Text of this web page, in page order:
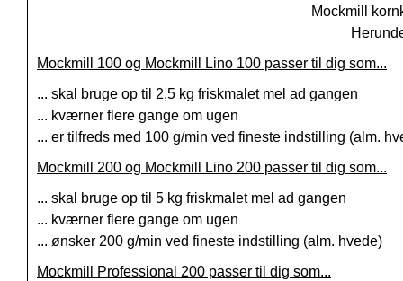
Mockmill
Mockmill 100 og Mockmill Lino 100 passer til dig som...
... skal bruge op til 2,5 kg friskmalet mel ad gangen
... kværner flere gange om ugen
... er tilfreds med 100 g/min ved fineste indstilling (alm.
Mockmill 200 og Mockmill Lino 200 passer til dig som...
... skal bruge op til 5 kg friskmalet mel ad gangen
... kværner flere gange om ugen
... ønsker 200 g/min ved fineste indstilling (alm. hvede)
Mockmill Professional 200 passer til dig som...